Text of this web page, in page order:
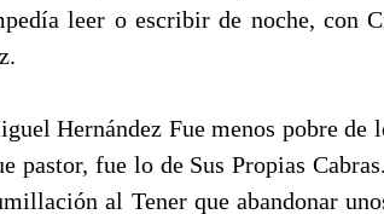
leer o escribir de noche, con
Hernández Fue menos pobre de
pastor, fue lo de Sus Propias
al Tener que abandonar